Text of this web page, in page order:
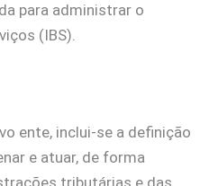
para administrar o
(IBS).
ente, inclui-se a definição
e atuar, de forma